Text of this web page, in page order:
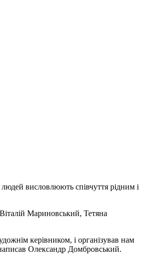
висловлюють співчуття рідним і
Мариновський, Тетяна
керівником, і організував нам
Олександр Домбровський.